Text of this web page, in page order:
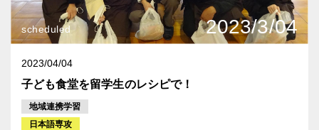
scheduled 2023/3/04
2023/04/04
子ども食堂を留学生のレシピで！
地域連携学習
日本語専攻